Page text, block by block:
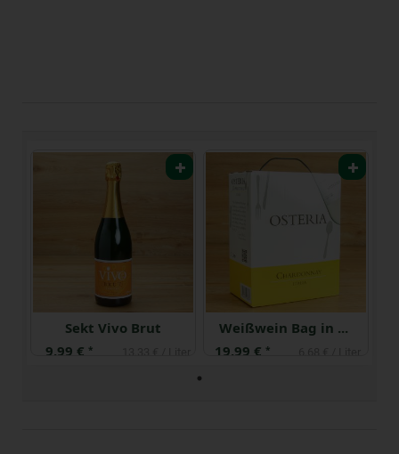
Sekt Vivo Brut
9,99 € *
Weißwein Bag in Box Chardonnay, trocken
19,99 € *